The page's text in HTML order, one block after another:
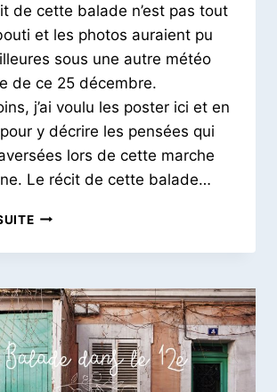
de cette balade n’est pas tout
et les photos auraient pu
sous une autre météo
de ce 25 décembre.
j’ai voulu les poster ici et en
y décrire les pensées qui
lors de cette marche
Le récit de cette balade…
DE
À
|
RÉFLEXIONS
ET
BALADE
DANS
LES